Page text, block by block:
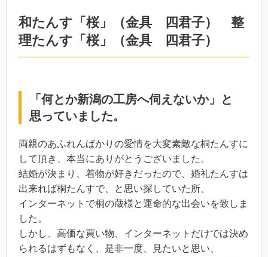
和たんす「桜」（金具 四君子） 整
理たんす「桜」（金具 四君子）
「何とか新潟の工房へ伺えないか」と
思っていました。
両親のあふれんばかりの愛情を大変素敵な桐たんすに
して頂き、本当にありがとうございました。
結婚が決まり、着物が好きだったので、婚礼たんすは
出来れば桐たんすで、と思い探していた所、
インターネットで桐の蔵様と運命的な出会いを致しま
した。
しかし、高価な買い物、インターネットだけでは決め
られるはずもなく、是非一度、見たいと思い、